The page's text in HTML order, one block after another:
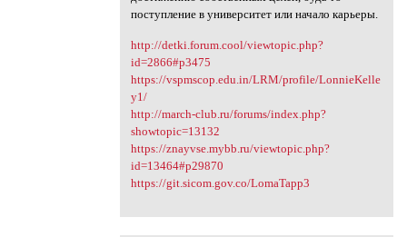
поступление в университет или начало карьеры.
http://detki.forum.cool/viewtopic.php?
id=2866#p3475
https://vspmscop.edu.in/LRM/profile/LonnieKelle
y1/
http://march-club.ru/forums/index.php?
showtopic=13132
https://znayvse.mybb.ru/viewtopic.php?
id=13464#p29870
https://git.sicom.gov.co/LomaTapp3